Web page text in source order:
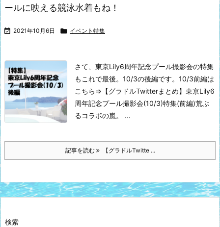
ールに映える競泳水着もね！
 2021年10月6日  イベント特集
さて、東京Lily6周年記念プール撮影会の特集
もこれで最後。10/3の後編です。 10/3前編は
こちら⇒ 【グラドルTwitterまとめ】東京Lily6
周年記念プール撮影会(10/3)特集(前編)荒ぶ
るコラボの嵐。 ...
記事を読む 【グラドルTwitte ...
検索